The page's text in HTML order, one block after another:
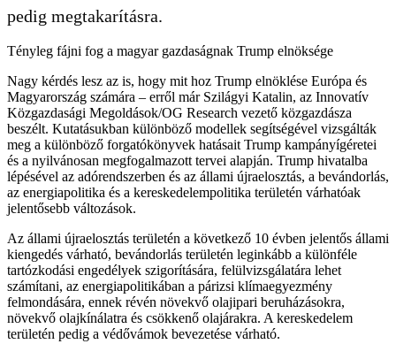
pedig megtakarításra.
Tényleg fájni fog a magyar gazdaságnak Trump elnöksége
Nagy kérdés lesz az is, hogy mit hoz Trump elnöklése Európa és
Magyarország számára – erről már Szilágyi Katalin, az Innovatív
Közgazdasági Megoldások/OG Research vezető közgazdásza
beszélt. Kutatásukban különböző modellek segítségével vizsgálták
meg a különböző forgatókönyvek hatásait Trump kampányígéretei
és a nyilvánosan megfogalmazott tervei alapján. Trump hivatalba
lépésével az adórendszerben és az állami újraelosztás, a bevándorlás,
az energiapolitika és a kereskedelempolitika területén várhatóak
jelentősebb változások.
Az állami újraelosztás területén a következő 10 évben jelentős állami
kiengedés várható, bevándorlás területén leginkább a különféle
tartózkodási engedélyek szigorítására, felülvizsgálatára lehet
számítani, az energiapolitikában a párizsi klímaegyezmény
felmondására, ennek révén növekvő olajipari beruházásokra,
növekvő olajkínálatra és csökkenő olajárakra. A kereskedelem
területén pedig a védővámok bevezetése várható.